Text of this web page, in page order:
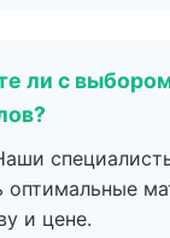
ли с
оптимальные
и цене.